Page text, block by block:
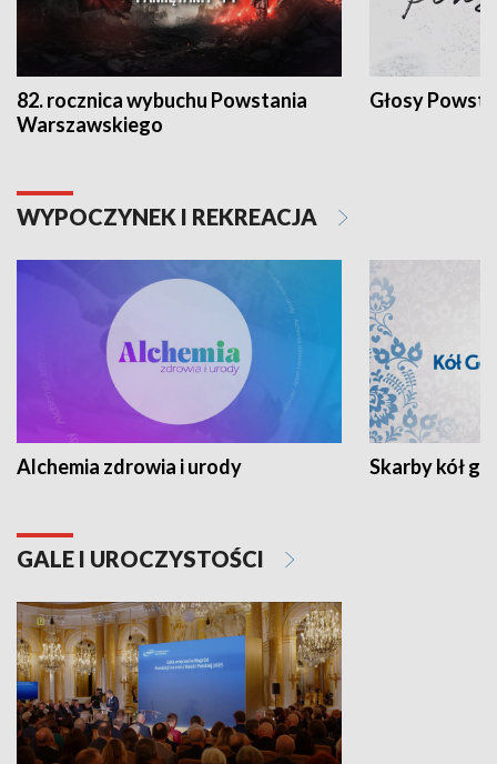
82. rocznica wybuchu Powstania
Warszawskiego
Głosy
WYPOCZYNEK I REKREACJA
Alchemia zdrowia i urody Skarby kół
GALE I UROCZYSTOŚCI